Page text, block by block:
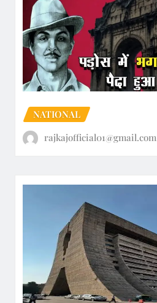
NATIONAL
rajkajofficial01@gmail.com